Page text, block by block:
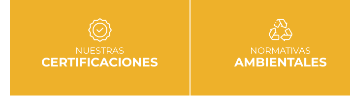
NUESTRAS
CERTIFICACIONES
IR A SECCIÓN
NORMATIVAS
AMBIENTALES
IR A SECCIÓN